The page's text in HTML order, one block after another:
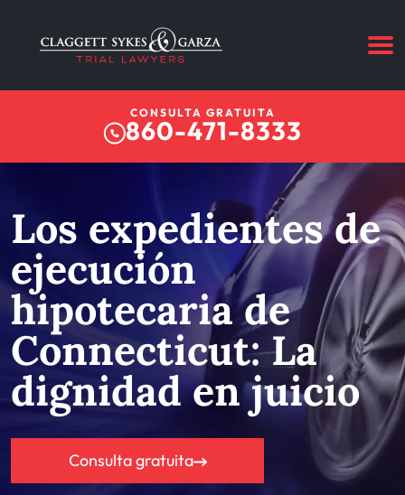
CONSULTA GRATUITA
860-471-8333
Los expedientes de
ejecución
hipotecaria de
Connecticut: La
dignidad en juicio
Consulta gratuita